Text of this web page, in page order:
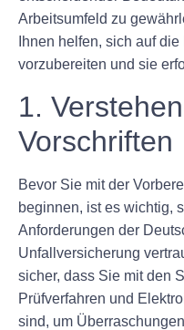
Arbeitsumfeld zu
Ihnen helfen, sich auf
vorzubereiten und sie
1.
Vorschriften
Bevor Sie mit der
beginnen, ist es wichtig,
Anforderungen der
Unfallversicherung
sicher, dass Sie mit den
Prüfverfahren und
sind, um